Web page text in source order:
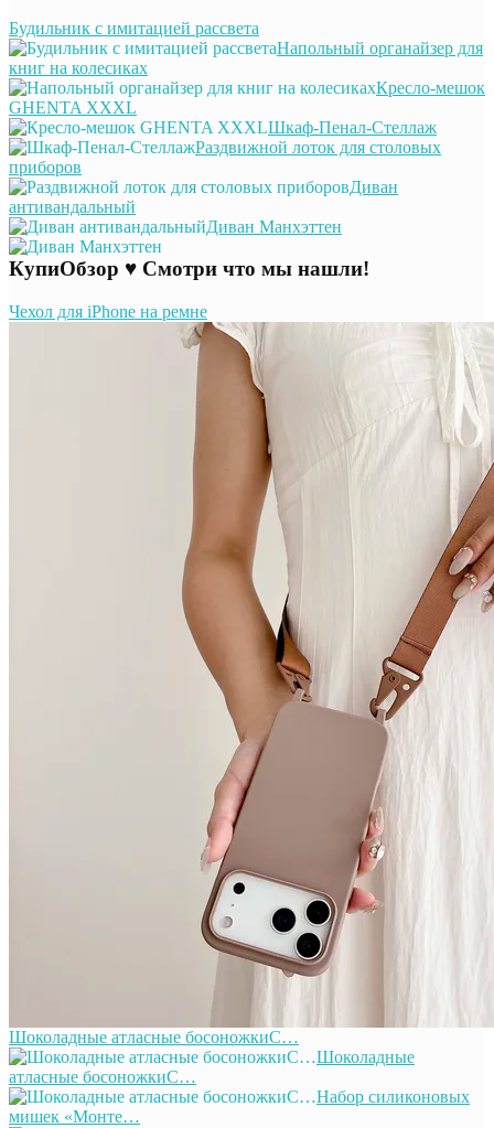
Будильник с имитацией рассвета
Напольный органайзер для
книг на колесиках
Кресло-мешок
GHENTA XXXL
Шкаф-Пенал-Стеллаж
Раздвижной лоток для столовых
приборов
Диван
антивандальный
Диван Манхэттен
КупиОбзор ♥ Смотри что мы нашли!
Чехол для iPhone на ремне
Шоколадные атласные босоножкиС…
Шоколадные
атласные босоножкиС…
Набор силиконовых
мишек «Монте…